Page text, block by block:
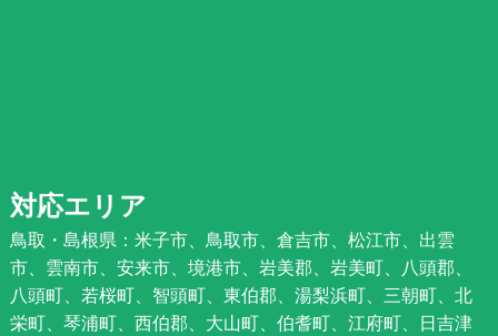
対応エリア
鳥取・島根県：米子市、鳥取市、倉吉市、松江市、出雲
市、雲南市、安来市、境港市、岩美郡、岩美町、八頭郡、
八頭町、若桜町、智頭町、東伯郡、湯梨浜町、三朝町、北
栄町、琴浦町、西伯郡、大山町、伯耆町、江府町、日吉津